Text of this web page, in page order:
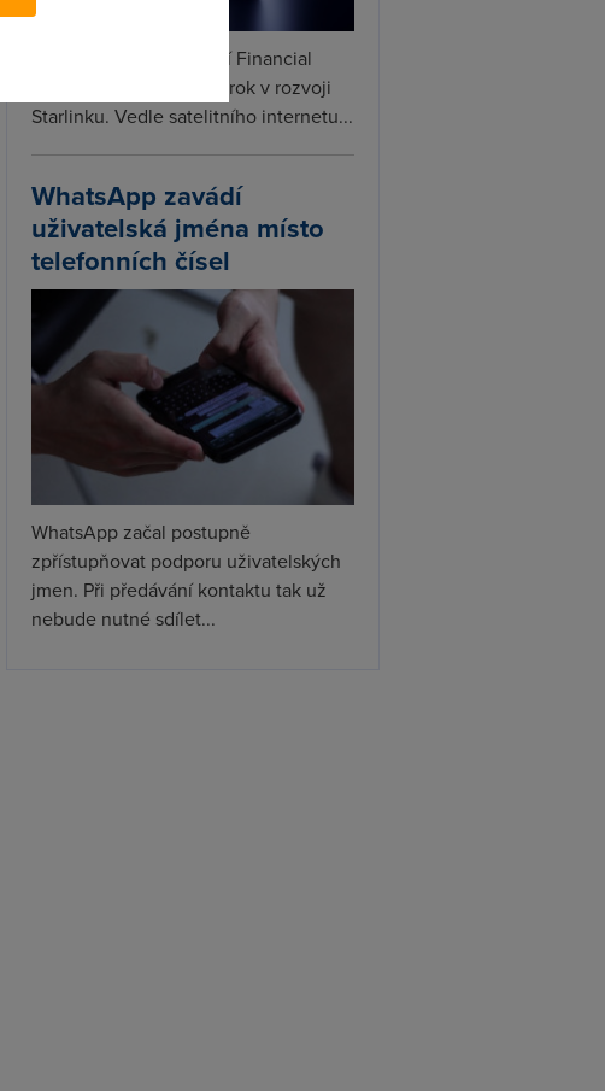
SpaceX podle informací Financial
Times připravuje další krok v rozvoji
Starlinku. Vedle satelitního internetu...
WhatsApp zavádí
uživatelská jména místo
telefonních čísel
WhatsApp začal postupně
zpřístupňovat podporu uživatelských
jmen. Při předávání kontaktu tak už
nebude nutné sdílet...